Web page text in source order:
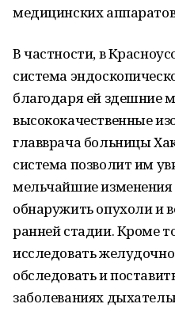
медицинских
В частности, в
система
благодаря ей здешние
высококачественные
главврача больницы
система позволит им
мельчайшие изменения
обнаружить опухоли и
ранней стадии. Кроме
исследовать
обследовать и
заболеваниях